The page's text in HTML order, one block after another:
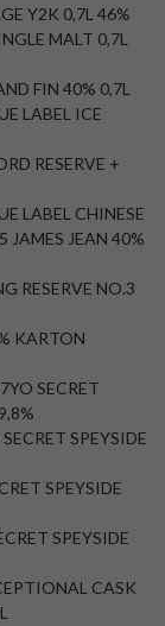
Y2K 0,7L 46%
MALT 0,7L
FIN 40% 0,7L
LABEL ICE
RESERVE +
LABEL CHINESE
JAMES JEAN 40%
RESERVE NO.3
KARTON
SECRET
SPEYSIDE
SPEYSIDE
SPEYSIDE
CASK